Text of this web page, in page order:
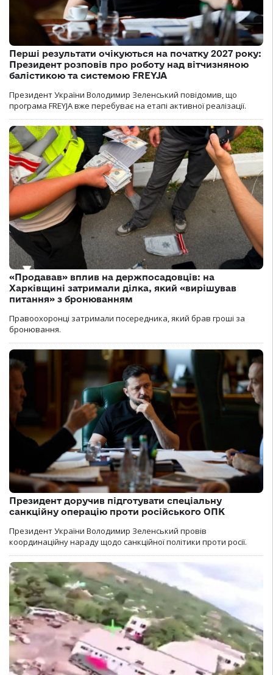
Перші результати очікуються на початку 2027 року:
Президент розповів про роботу над вітчизняною
балістикою та системою FREYJA
Президент України Володимир Зеленський повідомив, що
програма FREYJA вже перебуває на етапі активної реалізації.
«Продавав» вплив на держпосадовців: на
Харківщині затримали ділка, який «вирішував
питання» з бронюванням
Правоохоронці затримали посередника, який брав гроші за
бронювання.
Президент доручив підготувати спеціальну
санкційну операцію проти російського ОПК
Президент України Володимир Зеленський провів
координаційну нараду щодо санкційної політики проти росії.